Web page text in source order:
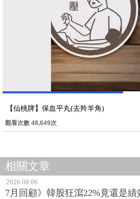
【仙桃牌】保血平丸(去羚羊角)
觀看次數 48,649次
相關文章
2026.08.06
7月回顧》韓股狂瀉22%竟還是